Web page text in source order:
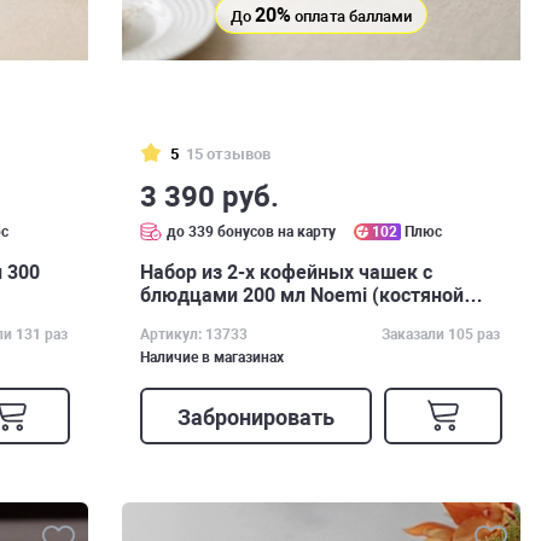
300
131 раз
До20% оплата баллами
5 15 отзывов
3 390 руб.
до 339 бонусов на карту 102 Плюс
Набор из 2-х кофейных чашек с
блюдцами 200 мл Noemi (костяной
Артикул: 13733
Заказали 105 раз
Наличие в магазинах
Забронировать